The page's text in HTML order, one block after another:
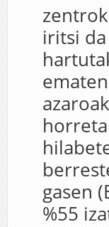
iritsi
gasen
%55